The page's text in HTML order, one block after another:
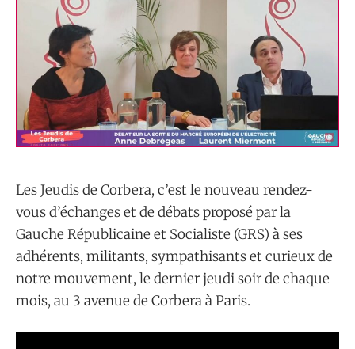
Les Jeudis de Corbera, c’est le nouveau rendez-
vous d’échanges et de débats proposé par la
Gauche Républicaine et Socialiste (GRS) à ses
adhérents, militants, sympathisants et curieux de
notre mouvement, le dernier jeudi soir de chaque
mois, au 3 avenue de Corbera à Paris.